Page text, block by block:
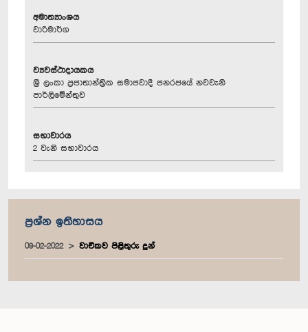
අමාත්‍යාංශය
වාරිමාර්ග
ව්‍යවස්ථාදායකය
ශ්‍රී ලංකා ප්‍රජාතාන්ත්‍රික සමාජවාදී ජනරජයේ නවවැනි
පාර්ලිමේන්තුව
සභාවාරය
2 වැනි සභාවාරය
ප්‍රශ්න ඉතිහාසය
09-02-2022 වාචිකව පිළිතුරු දුන්